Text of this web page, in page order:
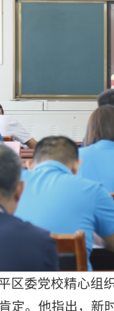
区委党校精心组
定。他指出，新